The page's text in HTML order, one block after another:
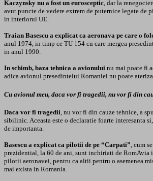
Kaczynsky nu a fost un eurosceptic , dar la
avut puncte de vedere extrem de puternice legate de
in interiorul UE.
Traian Basescu a explicat ca aeronava pe care o
anul 1974, in timp ce TU 154 cu care mergea
in anul 1990.
In schimb, baza tehnica a avionului nu mai poate fi
adica avionul presedintelui Romaniei nu poate
Cu avionul meu, daca vor fi tragedii, nu vor fi din
Daca vor fi tragedii, nu vor fi din cauze tehnice, a
sibilinic. Aceasta este o declaratie foarte interesanta
de importanta.
Basescu a explicat ca pilotii de pe “Carpati”, cum
prezidential, la 60 de ani, sunt inchiriati de RomAvia
pilotii aeronavei, pentru ca altii pentru o asemenea
mai exista in Romania.